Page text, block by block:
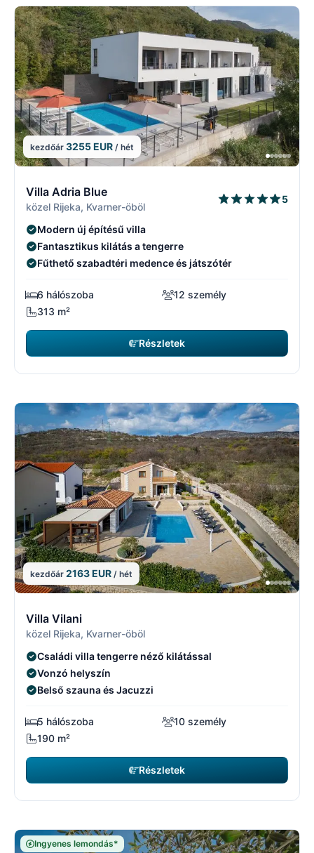
kezdőár 3255 EUR / hét
Villa Adria Blue
közel Rijeka, Kvarner-öböl
5
Modern új építésű villa
Fantasztikus kilátás a tengerre
Fűthető szabadtéri medence és játszótér
6 hálószoba
12 személy
313 m²
Részletek
kezdőár 2163 EUR / hét
Villa Vilani
közel Rijeka, Kvarner-öböl
Családi villa tengerre néző kilátással
Vonzó helyszín
Belső szauna és Jacuzzi
5 hálószoba
10 személy
190 m²
Részletek
Ingyenes lemondás*